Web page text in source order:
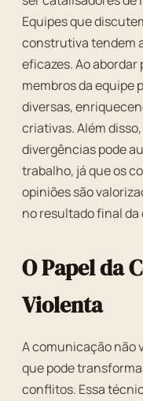
Equipes que
construtiva tendem
eficazes. Ao abordar
membros da equipe
diversas,
criativas. Além
divergências pode
trabalho, já que os
opiniões são
no resultado final da
O Papel da
Violenta
A comunicação não
que pode
conflitos. Essa